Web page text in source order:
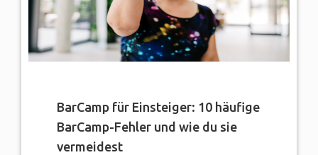
BarCamp für Einsteiger: 10 häufige
BarCamp-Fehler und wie du sie
vermeidest